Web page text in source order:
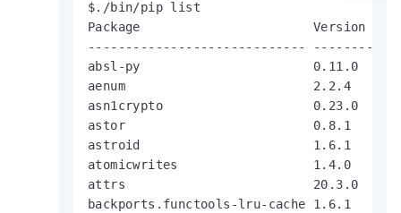
$./bin/pip list
Package                       Version
----------------------------- -----------
absl-py                       0.11.0
aenum                         2.2.4
asn1crypto                    0.23.0
astor                         0.8.1
astroid                       1.6.1
atomicwrites                  1.4.0
attrs                         20.3.0
backports.functools-lru-cache 1.6.1